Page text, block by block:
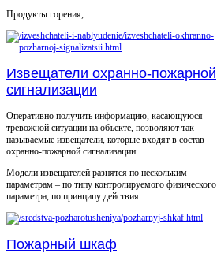
Продукты горения, ...
Извещатели охранно-пожарной
сигнализации
Оперативно получить информацию, касающуюся
тревожной ситуации на объекте, позволяют так
называемые извещатели, которые входят в состав
охранно-пожарной сигнализации.
Модели извещателей разнятся по нескольким
параметрам – по типу контролируемого физического
параметра, по принципу действия ...
Пожарный шкаф